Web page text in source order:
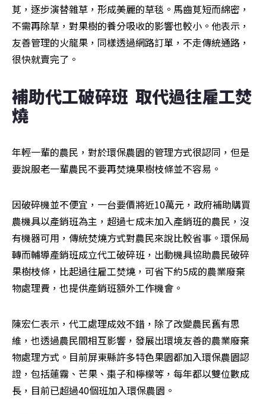
莧，逐步演替雜草，形成美麗的草毯。馬齒莧短而綿密，
不需再除草，對果樹的養分吸收的影響也較小。他表示，
友善管理的火龍果，同樣透過網路訂單，不走傳統通路，
很快就賣完了。
補助代工破碎班  取代過往雇工焚
燒
年輕一輩的農民，對於環保農園的管理方式很認同，但是
要說服老一輩農民不要再焚燒果樹枝條並不容易。
因破碎機並不便宜，一台要價將近10萬元，政府補助購買
農機具以產銷班為主，超過七成未加入產銷班的農民，沒
有機器可用，傳統焚燒方式對農民來說比較省事。環保局
轉而輔導產銷班成立代工破碎班，出動機具協助農民破碎
果樹枝條，比起過往雇工焚燒，可省下約5成的農業廢棄
物處理費，也提供產銷班額外工作機會。
陳宏仁表示，代工處理成效不錯，除了改變農民舊有思
維，也透過農民間相互影響，發展出環境友善的農業廢棄
物處理方式。目前屏東縣許多特色果園都加入環保農園認
證，包括蓮霧、芒果、棗子和檸檬等，每年都以雙位數成
長，目前已超過40個班加入環保農園。